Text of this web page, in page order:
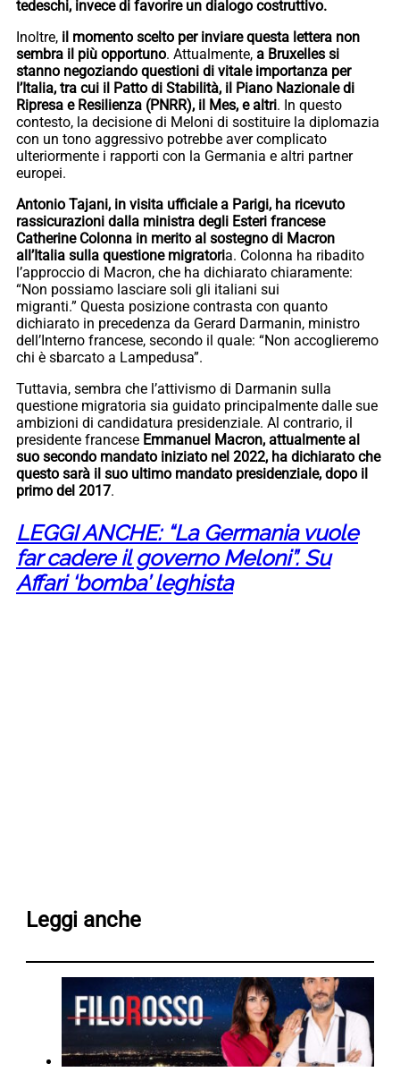
tedeschi, invece di favorire un dialogo costruttivo.
Inoltre, il momento scelto per inviare questa lettera non
sembra il più opportuno. Attualmente, a Bruxelles si
stanno negoziando questioni di vitale importanza per
l’Italia, tra cui il Patto di Stabilità, il Piano Nazionale di
Ripresa e Resilienza (PNRR), il Mes, e altri. In questo
contesto, la decisione di Meloni di sostituire la diplomazia
con un tono aggressivo potrebbe aver complicato
ulteriormente i rapporti con la Germania e altri partner
europei.
Antonio Tajani, in visita ufficiale a Parigi, ha ricevuto
rassicurazioni dalla ministra degli Esteri francese
Catherine Colonna in merito al sostegno di Macron
all’Italia sulla questione migratoria. Colonna ha ribadito
l’approccio di Macron, che ha dichiarato chiaramente:
“Non possiamo lasciare soli gli italiani sui
migranti.” Questa posizione contrasta con quanto
dichiarato in precedenza da Gerard Darmanin, ministro
dell’Interno francese, secondo il quale: “Non accoglieremo
chi è sbarcato a Lampedusa”.
Tuttavia, sembra che l’attivismo di Darmanin sulla
questione migratoria sia guidato principalmente dalle sue
ambizioni di candidatura presidenziale. Al contrario, il
presidente francese Emmanuel Macron, attualmente al
suo secondo mandato iniziato nel 2022, ha dichiarato che
questo sarà il suo ultimo mandato presidenziale, dopo il
primo del 2017.
LEGGI ANCHE: “La Germania vuole
far cadere il governo Meloni”. Su
Affari ‘bomba’ leghista
Leggi anche